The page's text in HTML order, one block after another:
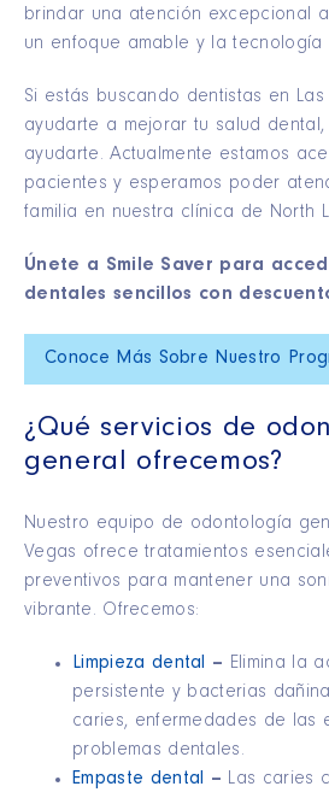
brindar una atención excepcional
un enfoque amable y la tecnología
Si estás buscando dentistas en
ayudarte a mejorar tu salud
ayudarte. Actualmente estamos
pacientes y esperamos poder
familia en nuestra clínica de North
Únete a Smile Saver para
dentales sencillos con
Conoce Más Sobre Nuestro
¿Qué servicios de
general ofrecemos?
Nuestro equipo de odontología
Vegas ofrece tratamientos
preventivos para mantener una
vibrante. Ofrecemos:
Limpieza dental – Elimina la
persistente y bacterias
caries, enfermedades de las
problemas dentales.
Empaste dental – Las caries